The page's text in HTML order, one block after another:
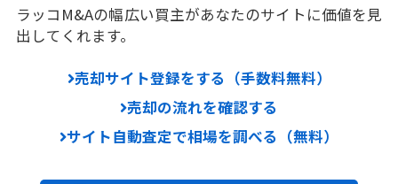
ラッコM&Aの幅広い買主があなたのサイトに価値を見
出してくれます。
売却サイト登録をする（手数料無料）
売却の流れを確認する
サイト自動査定で相場を調べる（無料）